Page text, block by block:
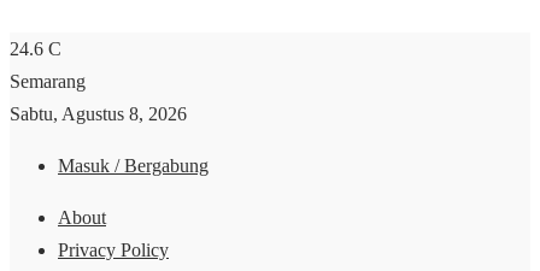
24.6 C
Semarang
Sabtu, Agustus 8, 2026
Masuk / Bergabung
About
Privacy Policy